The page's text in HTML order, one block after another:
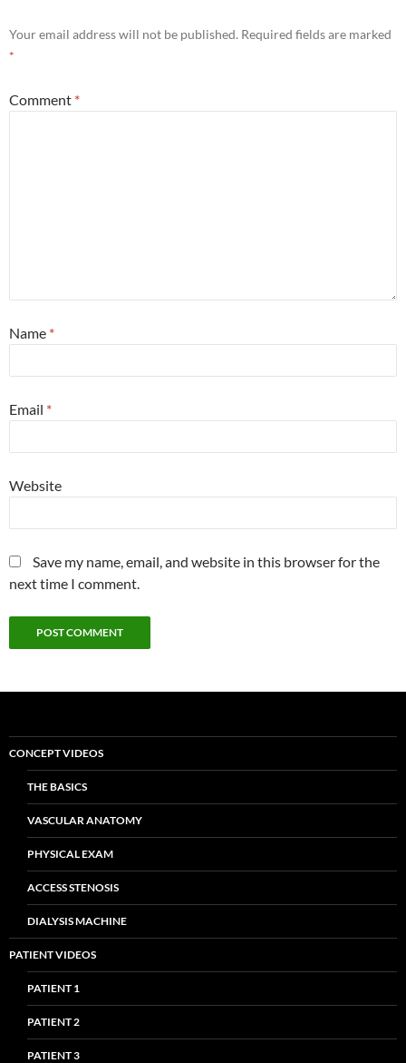
Your email address will not be published. Required fields are marked
*
Comment *
Name *
Email *
Website
Save my name, email, and website in this browser for the
next time I comment.
CONCEPT VIDEOS
THE BASICS
VASCULAR ANATOMY
PHYSICAL EXAM
ACCESS STENOSIS
DIALYSIS MACHINE
PATIENT VIDEOS
PATIENT 1
PATIENT 2
PATIENT 3